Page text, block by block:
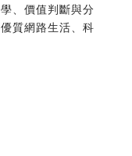
、價值判斷與分
質網路生活、科